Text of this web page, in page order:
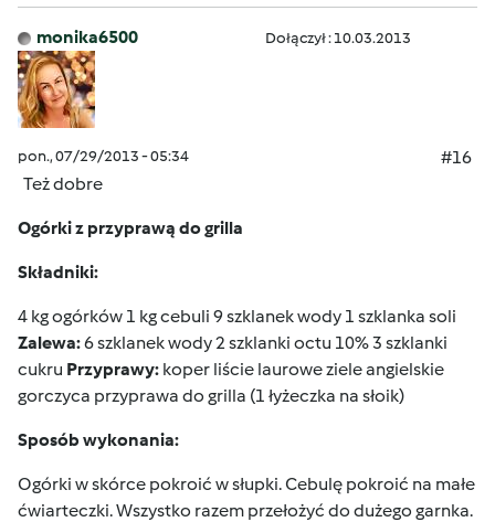
monika6500 Dołączył : 10.03.2013
pon., 07/29/2013 - 05:34
#16
Też dobre
Ogórki z przyprawą do grilla
Składniki:
4 kg ogórków 1 kg cebuli 9 szklanek wody 1 szklanka soli
Zalewa:6 szklanek wody 2 szklanki octu 10% 3 szklanki
cukru Przyprawy: koper liście laurowe ziele angielskie
gorczyca przyprawa do grilla (1 łyżeczka na słoik)
Sposób wykonania:
Ogórki w skórce pokroić w słupki. Cebulę pokroić na małe
ćwiarteczki. Wszystko razem przełożyć do dużego garnka.